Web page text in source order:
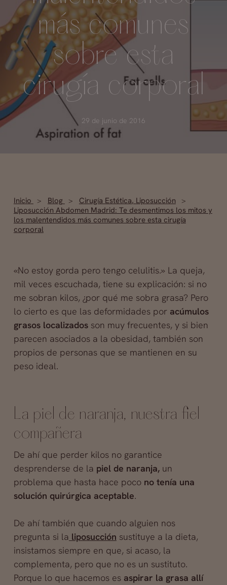
más comunes
sobre esta
cirugía corporal
29 de junio de 2016
Inicio Blog Cirugía Estética, Liposucción
Liposucción Abdomen Madrid: Te desmentimos los mitos y
los malentendidos más comunes sobre esta cirugía
corporal
«No estoy gorda pero tengo celulitis.» La queja,
mil veces escuchada, tiene su explicación: si no
me sobran kilos, ¿por qué me sobra grasa? Pero
lo cierto es que las deformidades por acúmulos
grasos localizadosson muy frecuentes, y si bien
parecen asociados a la obesidad, también son
propios de personas que se mantienen en su
peso ideal.
La piel de naranja, nuestra fiel
compañera
De ahí que perder kilos no garantice
desprenderse de la piel de naranja,un
problema que hasta hace poco no tenía una
solución quirúrgica aceptable.
De ahí también que cuando alguien nos
pregunta si la liposucción sustituye a la dieta,
insistamos siempre en que, si acaso, la
complementa, pero que no es un sustituto.
Porque lo que hacemos es aspirar la grasa allí